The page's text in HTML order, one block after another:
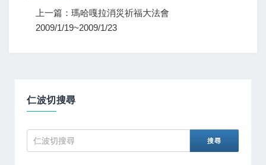
上一篇：瑪哈嘎拉消災祈福大法會
2009/1/19~2009/1/23
仁波切搜尋